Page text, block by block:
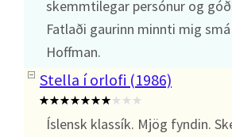
skemmtilegar persónur og
Fatlaði gaurinn minnti mig
Hoffman.
Stella í orlofi (1986)
Íslensk klassík. Mjög fyndin.